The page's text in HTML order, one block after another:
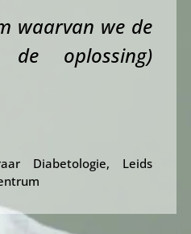
waarvan we de
oplossing)
Diabetologie,
Leids